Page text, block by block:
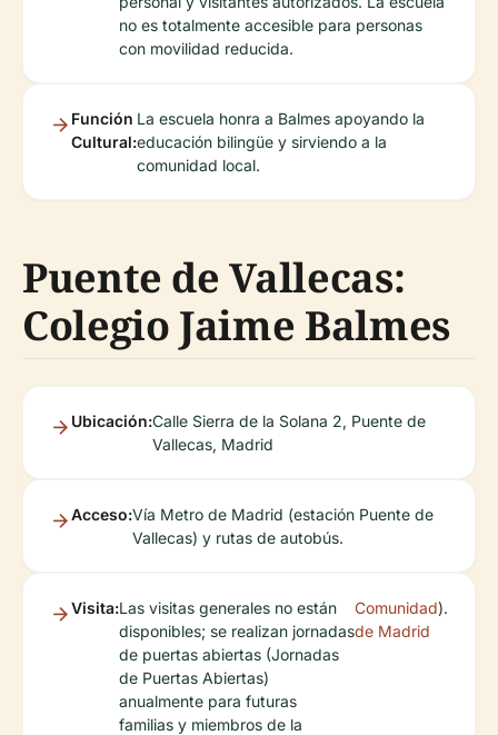
no es totalmente accesible para personas
con movilidad reducida.
Función
Cultural:
La escuela honra a Balmes apoyando la
educación bilingüe y sirviendo a la
comunidad local.
Puente de Vallecas:
Colegio Jaime Balmes
Ubicación:Calle Sierra de la Solana 2, Puente de
Vallecas, Madrid
Acceso:Vía Metro de Madrid (estación Puente de
Vallecas) y rutas de autobús.
Visita:Las visitas generales no están
disponibles; se realizan jornadas
de puertas abiertas (Jornadas
de Puertas Abiertas)
anualmente para futuras
familias y miembros de la
Comunidad
de Madrid
).